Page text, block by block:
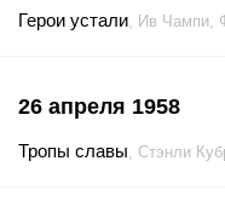
Герои устали, Ив Чампи,
26 апреля 1958
Тропы славы, Стэнли